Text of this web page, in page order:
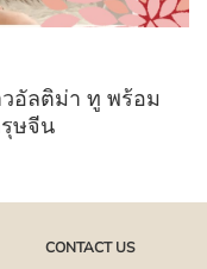
อัลติม่า ทู พร้อม
ษจีน
CONTACT US